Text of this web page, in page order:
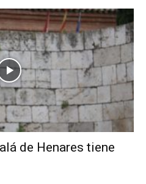
de Henares tiene